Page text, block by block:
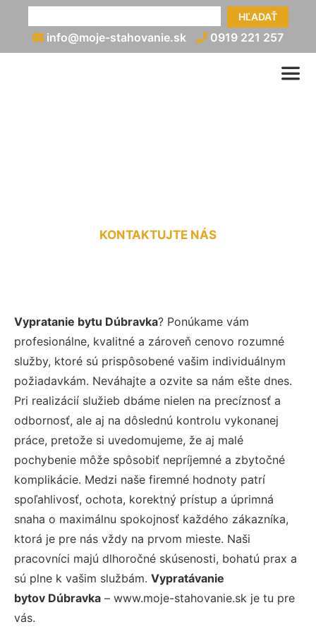
HĽADAŤ
info@moje-stahovanie.sk 0919 221 257
KONTAKTUJTE NÁS
Vypratanie bytu Dúbravka? Ponúkame vám
profesionálne, kvalitné a zároveň cenovo rozumné
služby, ktoré sú prispôsobené vašim individuálnym
požiadavkám. Neváhajte a ozvite sa nám ešte dnes.
Pri realizácií služieb dbáme nielen na precíznosť a
odbornosť, ale aj na dôslednú kontrolu vykonanej
práce, pretože si uvedomujeme, že aj malé
pochybenie môže spôsobiť nepríjemné a zbytočné
komplikácie. Medzi naše firemné hodnoty patrí
spoľahlivosť, ochota, korektný prístup a úprimná
snaha o maximálnu spokojnosť každého zákazníka,
ktorá je pre nás vždy na prvom mieste. Naši
pracovníci majú dlhoročné skúsenosti, bohatú prax a
sú plne k vašim službám. Vypratávanie
bytov Dúbravka – www.moje-stahovanie.sk je tu pre
vás.